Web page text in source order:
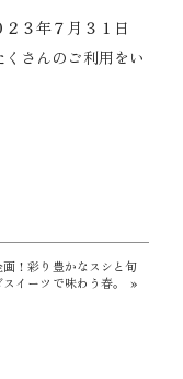
３年７月３１日
くさんのご利用をい
！彩り豊かなスシと旬
イーツで味わう春。
»